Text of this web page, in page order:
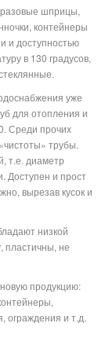
шприцы,
контейнеры
и доступностью
в 130 градусов,
уже
для отопления и
Среди прочих
трубы.
т.е. диаметр
Доступен и прост
вырезав кусок и
низкой
пластичны, не
продукцию:
ограждения и т.д.